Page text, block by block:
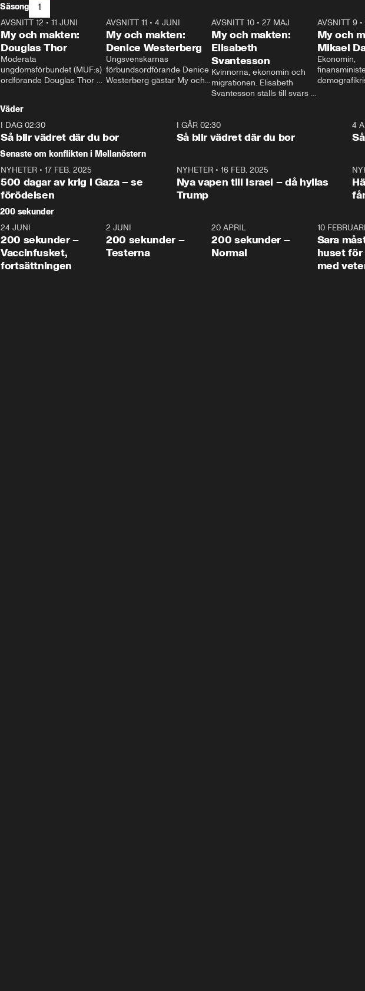
Säsong 1
26:27
AVSNITT 12 • 11 JUNI
My och makten:
Douglas Thor
Moderata
ungdomsförbundet (MUF:s)
ordförande Douglas Thor
tonårsutvisningarna och hur
Moderaterna ska locka
väljare till valet i höst.
23:40
AVSNITT 11 •4 JUNI
My och makten:
Denice Westerberg
Ungsvenskarnas
förbundsordförande Denice
Westerberg gästar My och
AVSNITT 10 •27 MAJ
My och makten:
Elisabeth
Svantesson
Kvinnorna, ekonomin och
migrationen. Elisabeth
Svantesson ställs till svars
AVSNITT 9•
My och
Mikael
Ekonomin,
och Makten.
Väder
I DAG 02:30
Så blir vädret där du bor
1:06
I GÅR 02:30
Så blir vädret där du bor
4
Senaste om konflikten i Mellanöstern
NYHETER • 17 FEB. 2025
500 dagar av krig i Gaza – se
förödelsen
NYHETER• 16 FEB. 2025
Nya vapen till Israel – då hyllas
Trump
200 sekunder
5:00
24 JUNI
200 sekunder –
Vaccinfusket,
fortsättningen
4:23
2 JUNI
200 sekunder –
Testerna
20 APRIL
200 sekunder –
Normal
10 FEBRUARI
Sara
huset för
med